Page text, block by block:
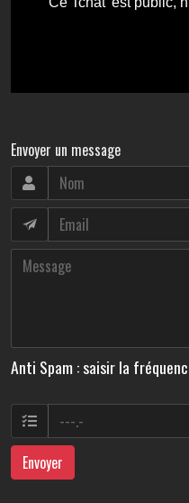
Envoyer un message
Anti Spam : saisir la
Envoyer